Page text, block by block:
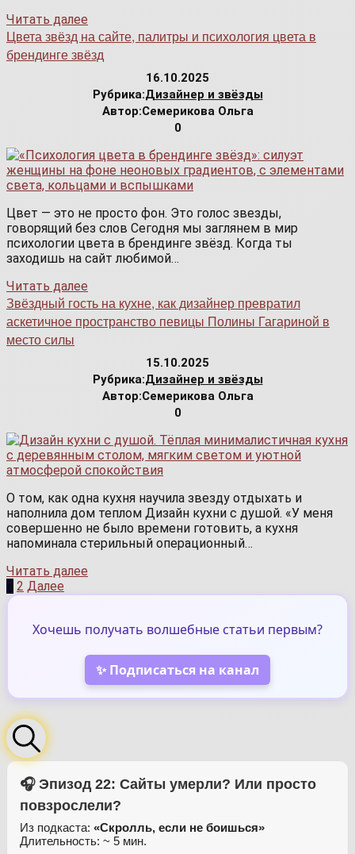
Читать далее
Цвета звёзд на сайте, палитры и психология цвета в
брендинге звёзд
16.10.2025
Рубрика:Дизайнер и звёзды
Автор:Семерикова Ольга
0
Цвет — это не просто фон. Это голос звезды,
говорящий без слов Сегодня мы заглянем в мир
психологии цвета в брендинге звёзд. Когда ты
заходишь на сайт любимой…
Читать далее
Звёздный гость на кухне, как дизайнер превратил
аскетичное пространство певицы Полины Гагариной в
место силы
15.10.2025
Рубрика:Дизайнер и звёзды
Автор:Семерикова Ольга
0
О том, как одна кухня научила звезду отдыхать и
наполнила дом теплом Дизайн кухни с душой. «У меня
совершенно не было времени готовить, а кухня
напоминала стерильный операционный…
Читать далее
Пагинация
записей
2 Далее
Хочешь получать волшебные статьи первым?
✨ Подписаться на канал
🎧 Эпизод 22: Сайты умерли? Или просто
повзрослели?
Из подкаста: «Скролль, если не боишься»
Длительность: ~ 5 мин.